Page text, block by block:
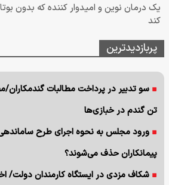
یک درمان نوین و امیدوار کننده که بدون
کند
پربازدیدترین
سو تدبیر در پرداخت مطالبات
تن گندم در خبازی‌ها
ورود مجلس به نحوه اجرای طرح
پیمانکاران حذف می‌شوند؟